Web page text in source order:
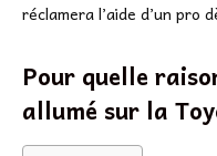
réclamera l’aide d’un pro
Pour quelle
allumé sur la